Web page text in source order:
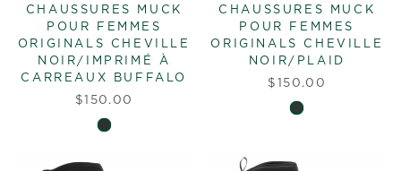
CHAUSSURES MUCK
POUR FEMMES
ORIGINALS CHEVILLE
NOIR/IMPRIMÉ À
CARREAUX BUFFALO
$150.00
CHAUSSURES MUCK
POUR FEMMES
ORIGINALS CHEVILLE
NOIR/PLAID
$150.00